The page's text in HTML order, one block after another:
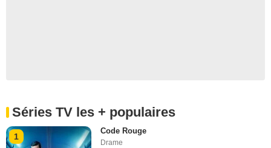
Séries TV les + populaires
1
Code Rouge
Drame